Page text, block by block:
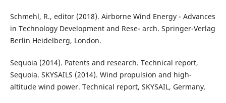
Schmehl, R., editor (2018). Airborne Wind Energy - Advances
in Technology Development and Rese- arch. Springer-Verlag
Berlin Heidelberg, London.
Sequoia (2014). Patents and research. Technical report,
Sequoia. SKYSAILS (2014). Wind propulsion and high-
altitude wind power. Technical report, SKYSAIL, Germany.